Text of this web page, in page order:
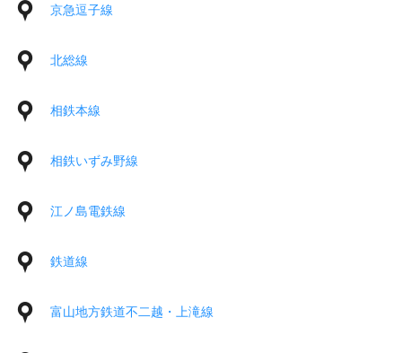
京急逗子線
北総線
相鉄本線
相鉄いずみ野線
江ノ島電鉄線
鉄道線
富山地方鉄道不二越・上滝線